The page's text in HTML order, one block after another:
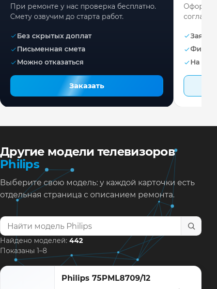
При ремонте у нас проверка бесплатно.
Смету озвучим до старта работ.
Без скрытых доплат
Письменная смета
Можно отказаться
Заказать
Заявка
На
Другие модели телевизоров
Philips
Выберите свою модель: у каждой карточки есть
отдельная страница с описанием ремонта.
Найти модель телевизора
Найдено моделей: 442
Показаны 1–8
Philips 75PML8709/12